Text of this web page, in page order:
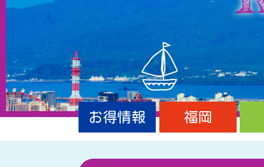
お得情報 福岡